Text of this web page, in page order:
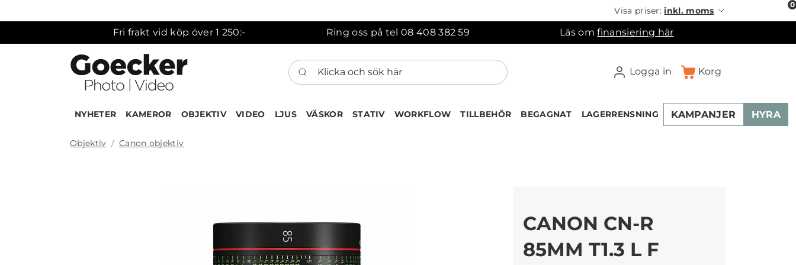
Visa priser:inkl. moms
Fri frakt vid köp över 1 250:- Ring oss på tel 08 408 382 59 Läs omfinansiering här
Klicka och sök här
Logga in Korg
0
NYHETER KAMEROR OBJEKTIV VIDEO LJUS VÄSKOR STATIV WORKFLOW TILLBEHÖR BEGAGNAT LAGERRENSNING KAMPANJER HYRA
Objektiv Canon objektiv
Köps ofta tillsammans med
CANON CN-R
85MM T1.3 L F